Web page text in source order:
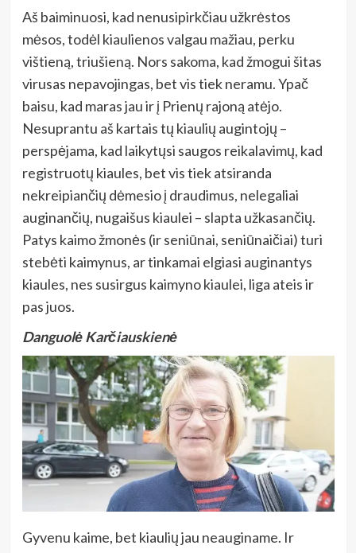
Aš baiminuosi, kad nenusipirkčiau užkrėstos
mėsos, todėl kiaulienos valgau mažiau, perku
vištieną, triušieną. Nors sakoma, kad žmogui šitas
virusas nepavojingas, bet vis tiek neramu. Ypač
baisu, kad maras jau ir į Prienų rajoną atėjo.
Nesuprantu aš kartais tų kiaulių augintojų –
perspėjama, kad laikytųsi saugos reikalavimų, kad
registruotų kiaules, bet vis tiek atsiranda
nekreipiančių dėmesio į draudimus, nelegaliai
auginančių, nugaišus kiaulei – slapta užkasančių.
Patys kaimo žmonės (ir seniūnai, seniūnaičiai) turi
stebėti kaimynus, ar tinkamai elgiasi auginantys
kiaules, nes susirgus kaimyno kiaulei, liga ateis ir
pas juos.
Danguolė Karčiauskienė
Gyvenu kaime, bet kiaulių jau neauginame. Ir